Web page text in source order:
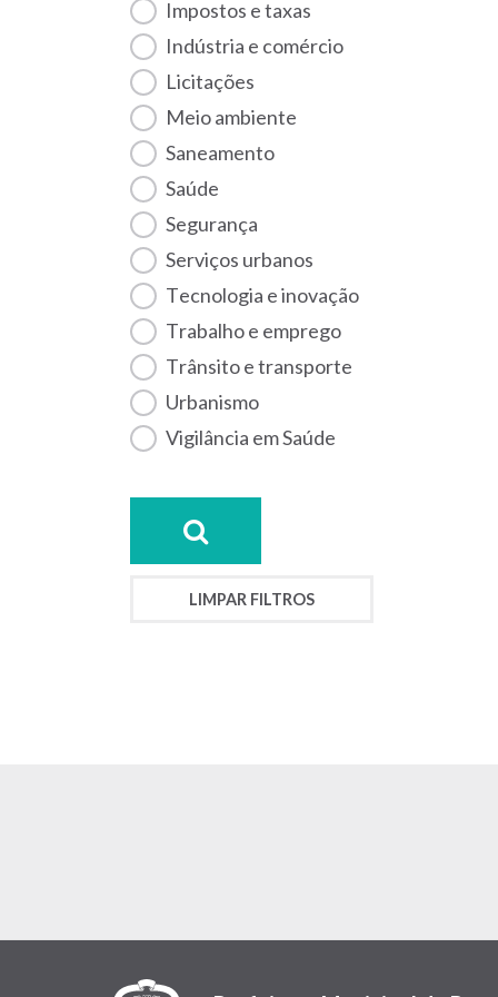
Impostos e taxas
Indústria e comércio
Licitações
Meio ambiente
Saneamento
Saúde
Segurança
Serviços urbanos
Tecnologia e inovação
Trabalho e emprego
Trânsito e transporte
Urbanismo
Vigilância em Saúde
LIMPAR FILTROS